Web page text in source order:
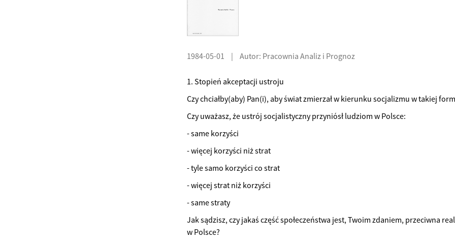
1984-05-01 | Autor: Pracownia Analiz i Prognoz
1. Stopień akceptacji ustroju
Czy chciałby(aby) Pan(i), aby świat zmierzał w kierunku socjalizmu w takiej
Czy uważasz, że ustrój socjalistyczny przyniósł ludziom w Polsce:
- same korzyści
- więcej korzyści niż strat
- tyle samo korzyści co strat
- więcej strat niż korzyści
- same straty
Jak sądzisz, czy jakaś część społeczeństwa jest, Twoim zdaniem, przeciwna
w Polsce?